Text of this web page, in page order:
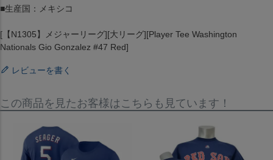
■生産国：メキシコ
[【N1305】メジャーリーグ][大リーグ][Player Tee Washington
Nationals Gio Gonzalez #47 Red]
レビューを書く
この商品を見たお客様はこちらも見ています！